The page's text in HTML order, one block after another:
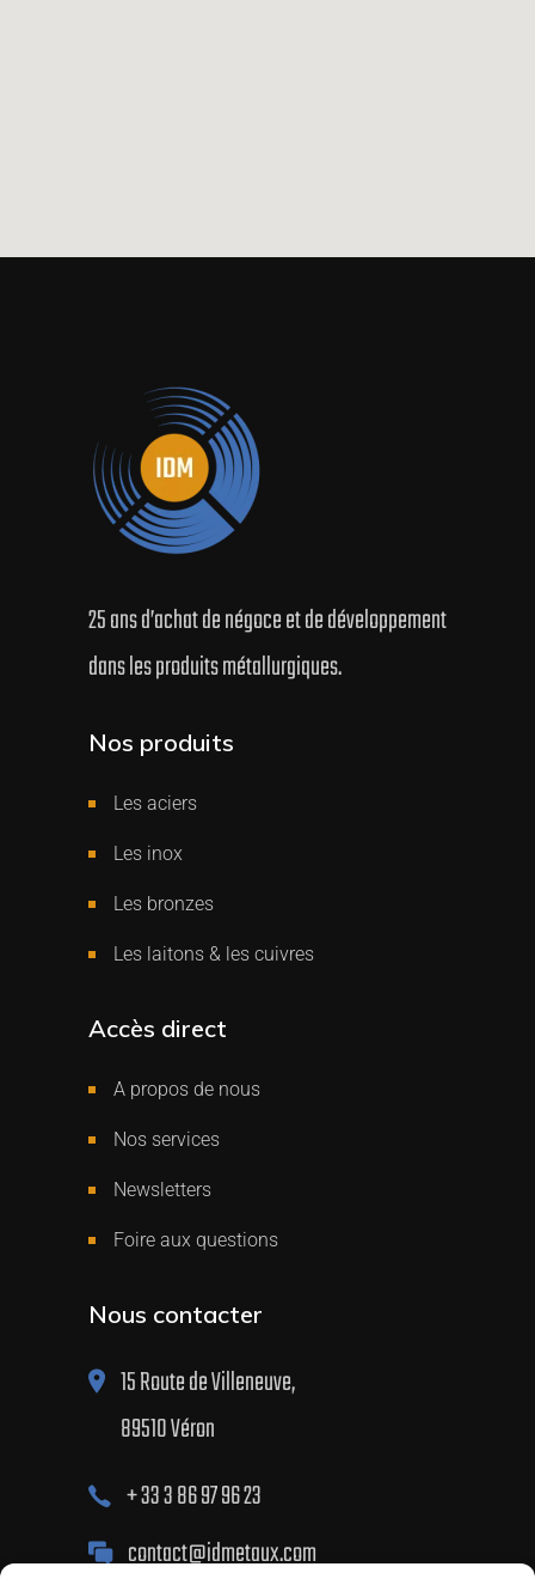
25 ans d’achat de négoce et de développement
dans les produits métallurgiques.
Nos produits
Les aciers
Les inox
Les bronzes
Les laitons & les cuivres
Accès direct
A propos de nous
Nos services
Newsletters
Foire aux questions
Nous contacter
15 Route de Villeneuve,
89510 Véron
+ 33 3 86 97 96 23
contact@idmetaux.com